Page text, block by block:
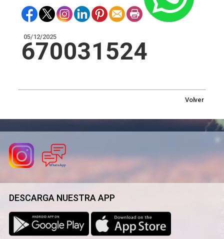
05/12/2025
670031524
Volver
DESCARGA NUESTRA APP